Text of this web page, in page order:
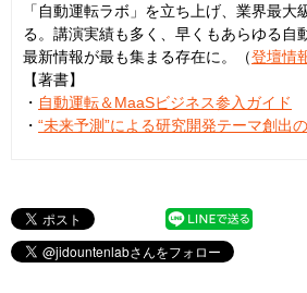
「自動運転ラボ」を立ち上げ、業界最
る。講演実績も多く、早くもあらゆる自
最新情報が最も集まる存在に。（登壇情
【著書】
・ 自動運転＆MaaSビジネス参入ガイド
・ “未来予測”による研究開発テーマ創出